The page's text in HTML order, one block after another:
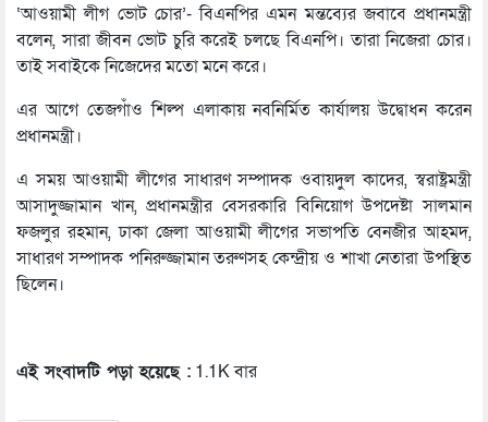
‘আওয়ামী লীগ ভোট চোর’- বিএনপির এমন মন্তব্যের জবাবে প্রধানমন্ত্রী
বলেন, সারা জীবন ভোট চুরি করেই চলছে বিএনপি। তারা নিজেরা চোর।
তাই সবাইকে নিজেদের মতো মনে করে।
এর আগে তেজগাঁও শিল্প এলাকায় নবনির্মিত কার্যালয় উদ্বোধন করেন
প্রধানমন্ত্রী।
এ সময় আওয়ামী লীগের সাধারণ সম্পাদক ওবায়দুল কাদের, স্বরাষ্ট্রমন্ত্রী
আসাদুজ্জামান খান, প্রধানমন্ত্রীর বেসরকারি বিনিয়োগ উপদেষ্টা সালমান
ফজলুর রহমান, ঢাকা জেলা আওয়ামী লীগের সভাপতি বেনজীর আহমদ,
সাধারণ সম্পাদক পনিরুজ্জামান তরুণসহ কেন্দ্রীয় ও শাখা নেতারা উপস্থিত
ছিলেন।
এই সংবাদটি পড়া হয়েছে : 1.1K বার